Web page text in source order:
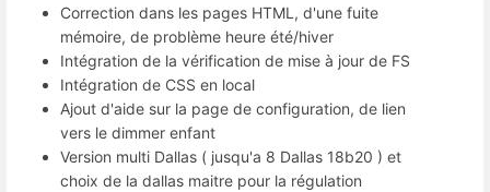
Correction dans les pages HTML, d'une fuite
mémoire, de problème heure été/hiver
Intégration de la vérification de mise à jour de FS
Intégration de CSS en local
Ajout d'aide sur la page de configuration, de lien
vers le dimmer enfant
Version multi Dallas ( jusqu'a 8 Dallas 18b20 ) et
choix de la dallas maitre pour la régulation